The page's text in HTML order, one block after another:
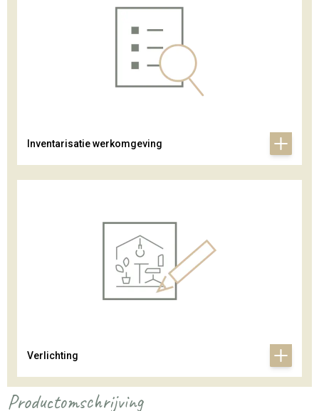
Inventarisatie werkomgeving
Verlichting
Productomschrijving